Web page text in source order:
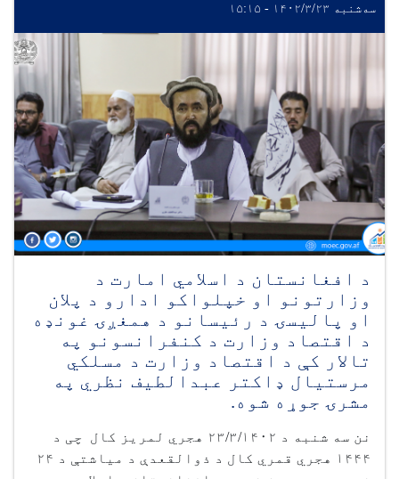
سه‌شنبه ۱۴۰۲/۳/۲۳ - ۱۵:۱۵
د افغانستان د اسلامي امارت د
وزارتونو او خپلواکو ادارو د پلان
او پالیسۍ د رئیسانو د همغږۍ غونډه
د اقتصاد وزارت د کنفرانسونو په
تالار کې د اقتصاد وزارت د مسلکي
مرستیال ډاکتر عبدالطیف نظري په
مشرۍ جوړه شوه.
نن سه شنبه د ۲۳/۳/۱۴۰۲ هجري لمریز کال چی د
۱۴۴۴ هجري قمري کال د ذوالقعدې د میاشتې د ۲۴